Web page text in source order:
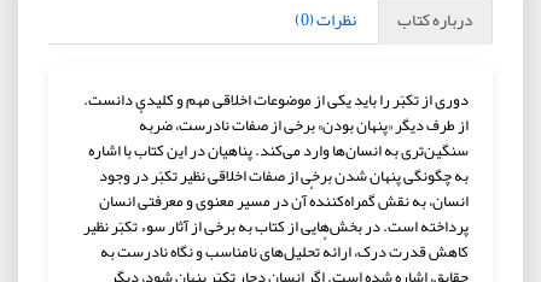
درباره کتاب نظرات (0)
دوری از تکبّر را باید یکی از موضوعات اخلاقی مهم و کلیدی دانست.
از طرف دیگر «پنهان بودن» برخی از صفات نادرست، ضربهٔ
سنگین‌تری به انسان‌ها وارد می‌کند. پناهیان در این کتاب با اشاره
به چگونگی پنهان شدن برخی از صفات اخلاقی نظیر تکبّر در وجود
انسان، به نقش گمراه‌کنندهٔ آن در مسیر معنوی و معرفتی انسان
پرداخته است. در بخش‌هایی از کتاب به برخی از آثار سوء تکبّر نظیر
کاهش قدرت درک، ارائهٔ تحلیل‌های نامناسب و نگاه نادرست به